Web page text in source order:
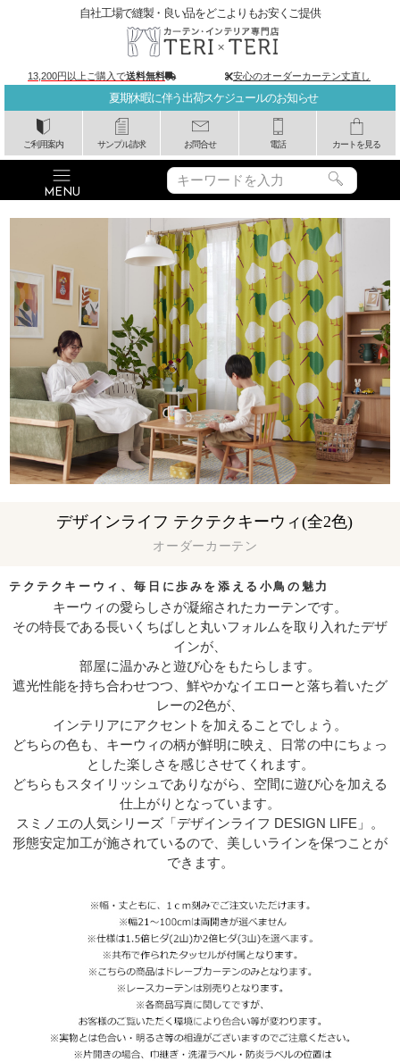
夏期休暇に伴う出荷スケジュールのお知らせ
ご利用案内 サンプル請求 お問合せ 電話 カートを見る
自社工場で縫製・良い品をどこよりもお安くご提供
13,200円以上ご購入で送料無料 安心のオーダーカーテン丈直し
テクテクキーウィ、毎日に歩みを添える小鳥の魅力
オーダーカーテン
デザインライフ テクテクキーウィ(全2色)
キーウィの愛らしさが凝縮されたカーテンです。
その特長である長いくちばしと丸いフォルムを取り入れたデザ
インが、
部屋に温かみと遊び心をもたらします。
遮光性能を持ち合わせつつ、鮮やかなイエローと落ち着いたグ
レーの2色が、
インテリアにアクセントを加えることでしょう。
どちらの色も、キーウィの柄が鮮明に映え、日常の中にちょっ
とした楽しさを感じさせてくれます。
どちらもスタイリッシュでありながら、空間に遊び心を加える
仕上がりとなっています。
スミノエの人気シリーズ「デザインライフ DESIGN LIFE」。
形態安定加工が施されているので、美しいラインを保つことが
できます。